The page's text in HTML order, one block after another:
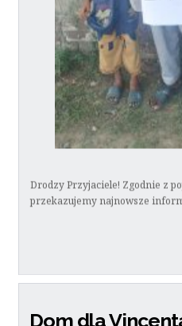
Drodzy Przyjaciele! Zgodnie z
przekazujemy najnowsze
Dom dla